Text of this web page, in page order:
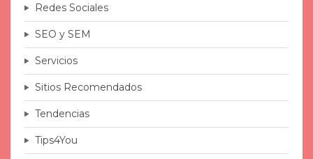
Redes Sociales
SEO y SEM
Servicios
Sitios Recomendados
Tendencias
Tips4You